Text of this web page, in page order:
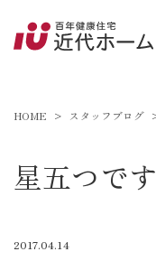
HOME スタッフブログ
星五つです
2017.04.14